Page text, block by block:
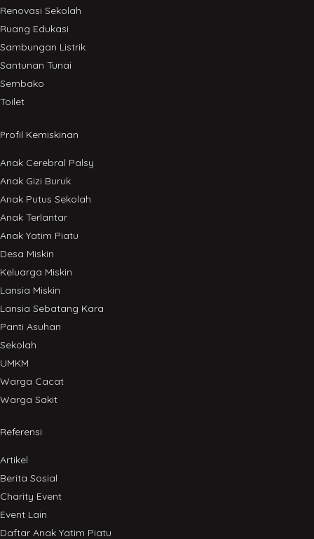
Renovasi Sekolah
Ruang Edukasi
Sambungan Listrik
Santunan Tunai
Sembako
Toilet
Profil Kemiskinan
Anak Cerebral Palsy
Anak Gizi Buruk
Anak Putus Sekolah
Anak Terlantar
Anak Yatim Piatu
Desa Miskin
Keluarga Miskin
Lansia Miskin
Lansia Sebatang Kara
Panti Asuhan
Sekolah
UMKM
Warga Cacat
Warga Sakit
Referensi
Artikel
Berita Sosial
Charity Event
Event Lain
Daftar Anak Yatim Piatu